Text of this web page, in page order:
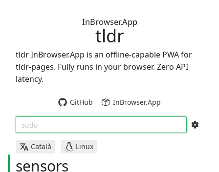
InBrowser.App
tldr
tldr InBrowser.App is an offline-capable PWA for
tldr-pages. Fully runs in your browser. Zero API
latency.
GitHub InBrowser.App
sudo
Català Linux
sensors